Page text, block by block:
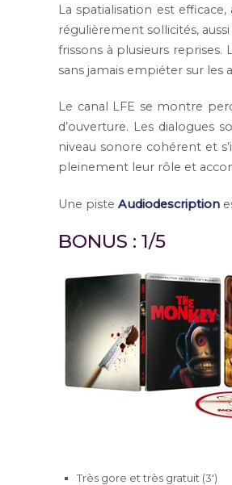
La spatialisation est
régulièrement sollicités,
frissons à plusieurs reprises.
sans jamais empiéter sur les
Le canal LFE se montre
d’ouverture. Les dialogues
niveau sonore cohérent et
pleinement leur rôle et
Une piste Audiodescription
BONUS : 1/5
Très gore et très gratuit (3′)